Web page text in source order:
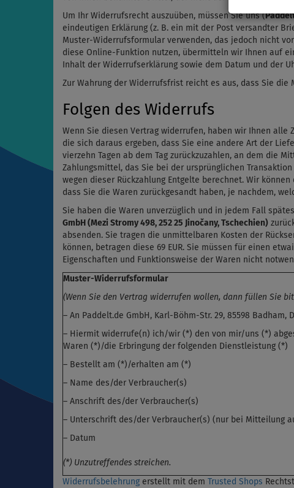
Um Ihr Widerrufsrecht auszuüben, müssen Sie uns (
eindeutigen Erklärung (z. B. ein mit der Post versandter
Muster-Widerrufsformular verwenden, das jedoch nicht
diese Online-Funktion nutzen, übermitteln wir Ihnen auf
Inhalt der Widerrufserklärung sowie dem Datum und der
Zur Wahrung der Widerrufsfrist reicht es aus, dass Sie
Folgen des Widerrufs
Wenn Sie diesen Vertrag widerrufen, haben wir Ihnen
die sich daraus ergeben, dass Sie eine andere Art der
vierzehn Tagen ab dem Tag zurückzuzahlen, an dem die
Zahlungsmittel, das Sie bei der ursprünglichen
wegen dieser Rückzahlung Entgelte berechnet. Wir
dass Sie die Waren zurückgesandt haben, je nachdem,
Sie haben die Waren unverzüglich und in jedem Fall
GmbH (Mezi Stromy 498, 252 25 Jinočany, Tschechien)
absenden. Sie tragen die unmittelbaren Kosten der
können, betragen diese 69 EUR. Sie müssen für einen
Eigenschaften und Funktionsweise der Waren nicht
Muster-Widerrufsformular
(Wenn Sie den Vertrag widerrufen wollen, dann füllen Sie
– An Paddelt.de GmbH, Karl-Böhm-Str. 29, 85598 Badham,
– Hiermit widerrufe(n) ich/wir (*) den von mir/uns (*)
Waren (*)/die Erbringung der folgenden Dienstleistung (*)
– Bestellt am (*)/erhalten am (*)
– Name des/der Verbraucher(s)
– Anschrift des/der Verbraucher(s)
– Unterschrift des/der Verbraucher(s) (nur bei Mitteilung
– Datum
(*) Unzutreffendes streichen.
Widerrufsbelehrung erstellt mit dem Trusted Shops